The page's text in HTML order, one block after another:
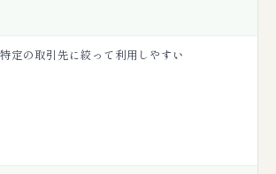
定の取引先に絞って利用しやすい